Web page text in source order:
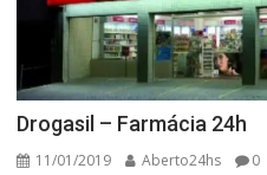
Drogasil – Farmácia 24h
11/01/2019 Aberto24hs 0